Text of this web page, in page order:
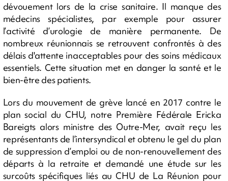
dévouement lors de la crise sanitaire. Il manque des
médecins spécialistes, par exemple pour assurer
l’activité d’urologie de manière permanente. De
nombreux réunionnais se retrouvent confrontés à des
délais d'attente inacceptables pour des soins médicaux
essentiels. Cette situation met en danger la santé et le
bien-être des patients.
Lors du mouvement de grève lancé en 2017 contre le
plan social du CHU, notre Première Fédérale Ericka
Bareigts alors ministre des Outre-Mer, avait reçu les
représentants de l’intersyndical et obtenu le gel du plan
de suppression d’emploi ou de non-renouvellement des
départs à la retraite et demandé une étude sur les
surcoûts spécifiques liés au CHU de La Réunion pour